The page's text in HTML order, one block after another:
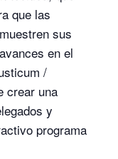
que las
sus
en el
/
crear una
y
programa